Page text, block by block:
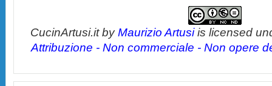
CucinArtusi.itbyMaurizio Artusiis licensed
Attribuzione - Non commerciale - Non opere